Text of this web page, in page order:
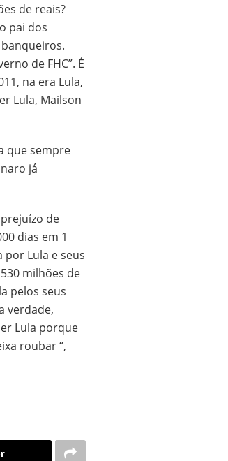
de reais?
pai dos
de FHC”. É
na era Lula,
Lula, Mailson
que sempre
já
de
dias em 1
Lula e seus
milhões de
pelos seus
verdade,
Lula porque
roubar “,